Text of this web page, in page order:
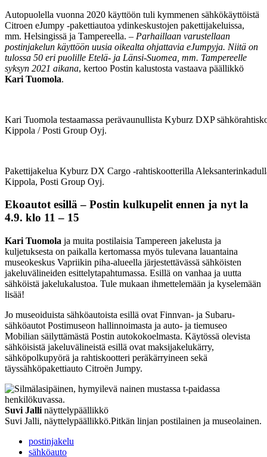
Autopuolella vuonna 2020 käyttöön tuli kymmenen sähkökäyttöistä
Citroen eJumpy -pakettiautoa ydinkeskustojen pakettijakeluissa,
mm. Helsingissä ja Tampereella. – Parhaillaan varustellaan
postinjakelun käyttöön uusia oikealta ohjattavia eJumpyja. Niitä on
tulossa 50 eri puolille Etelä- ja Länsi-Suomea, mm. Tampereelle
syksyn 2021 aikana, kertoo Postin kalustosta vastaava päällikkö
Kari Tuomola.
Kari Tuomola testaamassa perävaunullista Kyburz DXP
Kippola / Posti Group Oyj.
Pakettijakelua Kyburz DX Cargo -rahtiskootterilla
Kippola, Posti Group Oyj.
Ekoautot esillä – Postin kulkupelit ennen ja nyt la
4.9. klo 11 – 15
Kari Tuomola ja muita postilaisia Tampereen jakelusta ja
kuljetuksesta on paikalla kertomassa myös tulevana lauantaina
museokeskus Vapriikin piha-alueella järjestettävässä sähköisten
jakeluvälineiden esittelytapahtumassa. Esillä on vanhaa ja uutta
sähköistä jakelukalustoa. Tule mukaan ihmettelemään ja kyselemään
lisää!
Jo museoiduista sähköautoista esillä ovat Finnvan- ja Subaru-
sähköautot Postimuseon hallinnoimasta ja auto- ja tiemuseo
Mobilian säilyttämästä Postin autokokoelmasta. Käytössä olevista
sähköisistä jakeluvälineistä esillä ovat maksijakelukärry,
sähköpolkupyörä ja rahtiskootteri peräkärryineen sekä
täyssähköpakettiauto Citroën Jumpy.
Suvi Jalli näyttelypäällikkö
Suvi Jalli, näyttelypäällikkö.Pitkän linjan postilainen ja museolainen.
postinjakelu
sähköauto